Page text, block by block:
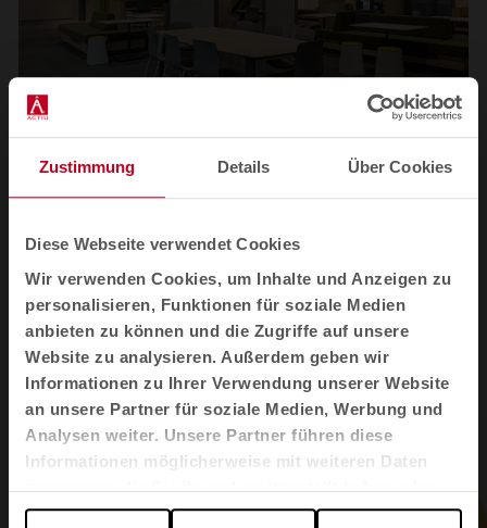
Zustimmung Details Über Cookies
Diese Webseite verwendet Cookies
Wir verwenden Cookies, um Inhalte und Anzeigen zu
personalisieren, Funktionen für soziale Medien
anbieten zu können und die Zugriffe auf unsere
Website zu analysieren. Außerdem geben wir
Informationen zu Ihrer Verwendung unserer Website
an unsere Partner für soziale Medien, Werbung und
Analysen weiter. Unsere Partner führen diese
Informationen möglicherweise mit weiteren Daten
zusammen, die Sie ihnen bereitgestellt haben oder
die sie im Rahmen Ihrer Nutzung der Dienste
1
Alle Bilder ansehen
Produkte im Einsatz